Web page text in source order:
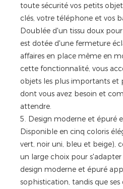
toute sécurité vos petits
clés, votre téléphone et vos
Doublée d'un tissu doux pour
est dotée d'une fermeture
affaires en place même en
cette fonctionnalité, vous
objets les plus importants et
dont vous avez besoin et
attendre.
5. Design moderne et épuré
Disponible en cinq coloris
vert, noir uni, bleu et beige),
un large choix pour s'adapter
design moderne et épuré
sophistication, tandis que ses